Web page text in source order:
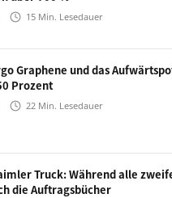
15 Min. Lesedauer
Graphene und das
Prozent
22 Min. Lesedauer
Truck: Während alle
die Auftragsbücher